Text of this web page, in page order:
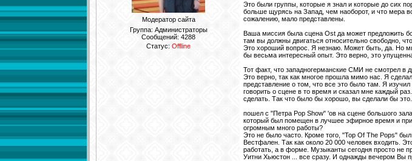
Модератор сайта
Группа: Администраторы
Сообщений:4288
Статус:Offline
Это были группы, которые я знал и которые до сих
больше щурясь на Запад, чем наоборот, и что мера
сожалению, мало представлены.
Ваша миссия была сцена Ost да может предложить
там вы должны двигаться относительно свободно,
Это хороший вопрос. Я незнаю. Может быть, да. Но
бы весьма интересный опыт. Это верно, это
Тот факт, что западногерманские СМИ не смотрел в
Это верно, так как многое прошла мимо нас. Я
представление о том, что все это было там. Я
говорить о сцене в то время и сказал мне каждый
сделать. Так что было бы хорошо, вы сделали бы это.
пошел с "Петра Pop Show" 'ов на сцене большого
который был помещен в лучшее эфирное время и
огромным много работы?
Это не было часто. Кроме того, "Top Of The Pops"
Вестфален. Так как около 20 000 человек входить.
работать, а в форме. Музыканты сегодня просто не
Уитни Хьюстон ... все сразу. И однажды вечером Вы